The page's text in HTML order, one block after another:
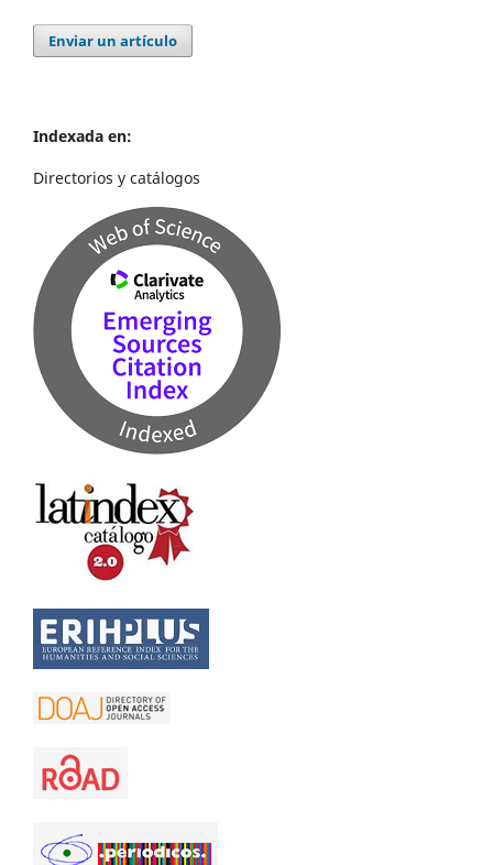
Enviar un artículo
Indexada en:
Directorios y catálogos